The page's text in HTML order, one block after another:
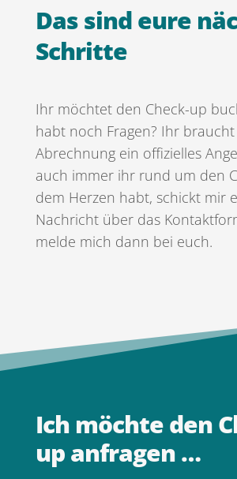
Das sind eure
Schritte
Ihr möchtet den Check-up
habt noch Fragen? Ihr
Abrechnung ein offizielles
auch immer ihr rund um den
dem Herzen habt, schickt mir
Nachricht über das
melde mich dann bei euch.
Ich möchte den
up anfragen …